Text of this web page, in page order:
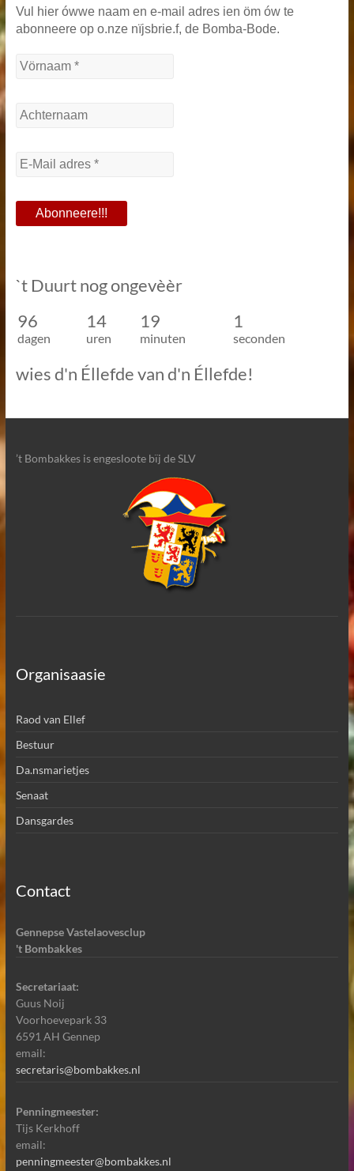
Vul hier ówwe naam en e-mail adres ien öm ów te
abonneere op o.nze nïjsbrie.f, de Bomba-Bode.
`t Duurt nog ongevèèr
96
14 19 1
dagen uren minuten seconden
wies d'n Éllefde van d'n Éllefde!
’t Bombakkes is engesloote bïj de SLV
Organisaasie
Raod van Ellef
Bestuur
Da.nsmarietjes
Senaat
Dansgardes
Contact
Gennepse Vastelaovesclup
't Bombakkes
Secretariaat:
Guus Noij
Voorhoevepark 33
6591 AH Gennep
email:
secretaris@bombakkes.nl
Penningmeester:
Tijs Kerkhoff
email:
penningmeester@bombakkes.nl